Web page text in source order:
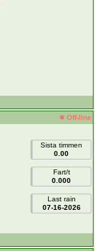
Off-line
Sista timmen
0.00
Fart/t
0.000
Last rain
07-16-2026